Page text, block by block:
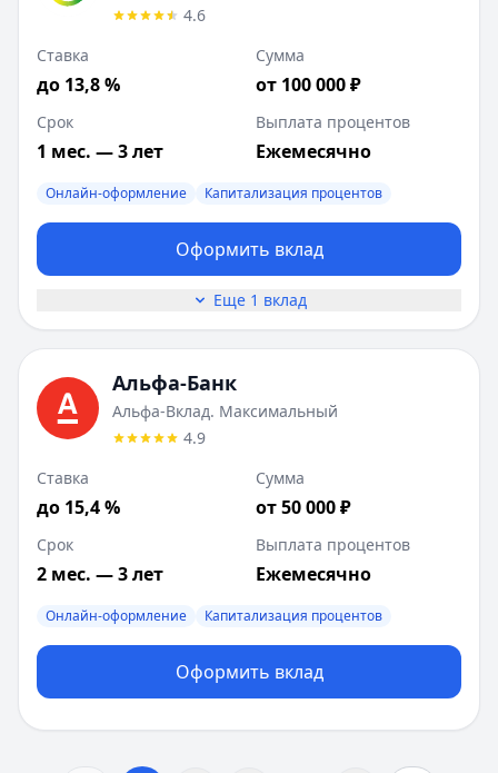
4.6
Ставка
до 13,8 %
Сумма
от 100 000 ₽
Срок
1 мес. — 3 лет
Выплата процентов
Ежемесячно
Онлайн-оформление Капитализация процентов
Оформить вклад
Еще 1 вклад
Альфа-Банк
Альфа-Вклад. Максимальный
4.9
Ставка
до 15,4 %
Сумма
от 50 000 ₽
Срок
2 мес. — 3 лет
Выплата процентов
Ежемесячно
Онлайн-оформление Капитализация процентов
Оформить вклад